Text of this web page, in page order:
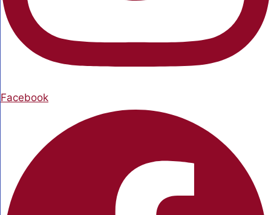
Facebook